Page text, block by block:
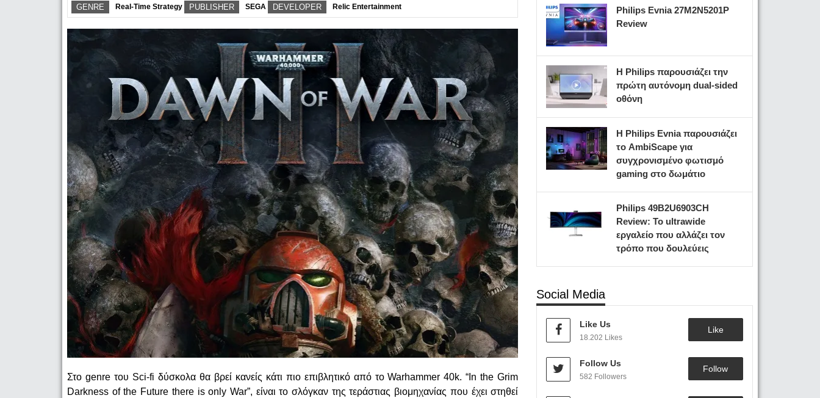
GENRE Real-Time Strategy PUBLISHER SEGA DEVELOPER Relic Entertainment
Στο genre του Sci-fi δύσκολα θα βρεί κανείς κάτι πιο επιβλητικό από το Warhammer 40k. “In the Grim
Darkness of the Future there is only War”, είναι το σλόγκαν της τεράστιας βιομηχανίας που έχει στηθεί
Philips Evnia 27M2N5201P
Review
Η Philips παρουσιάζει την
πρώτη αυτόνομη dual-sided
οθόνη
Η Philips Evnia παρουσιάζει
το AmbiScape για
συγχρονισμένο φωτισμό
gaming στο δωμάτιο
Philips 49B2U6903CH
Review: Το ultrawide
εργαλείο που αλλάζει τον
τρόπο που δουλεύεις
Social Media
Like Us
18.202 Likes
Like
Follow Us
582 Followers
Follow